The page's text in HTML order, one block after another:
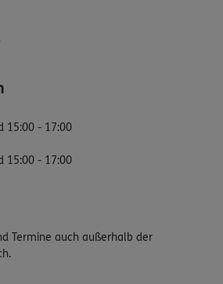
15:00 - 17:00
15:00 - 17:00
Termine auch außerhalb der